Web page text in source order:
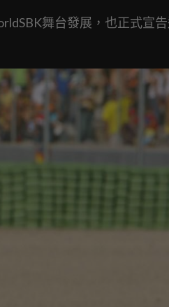
舞台發展，也正式宣